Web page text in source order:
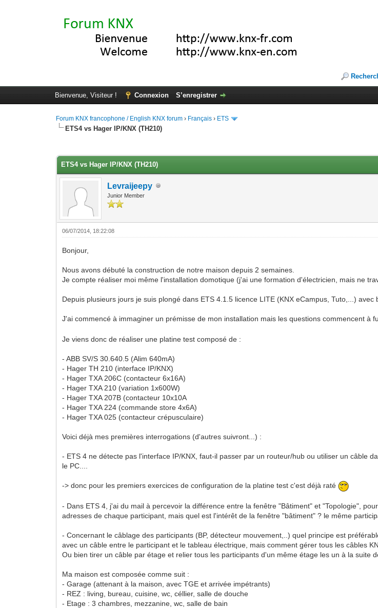
Bienvenue, Visiteur ! Connexion S’enregistrer
Forum KNX francophone / English KNX forum › Français › ETS
ETS4 vs Hager IP/KNX (TH210)
ETS4 vs Hager IP/KNX (TH210)
Levraijeepy
Junior Member
06/07/2014, 18:22:08
Bonjour,
Nous avons débuté la construction de notre maison depuis 2 semaines.
Je compte réaliser moi même l'installation domotique (j'ai une formation d'électricien, mais ne
Depuis plusieurs jours je suis plongé dans ETS 4.1.5 licence LITE (KNX eCampus, Tuto,...) avec
J'ai commencé à immaginer un prémisse de mon installation mais les questions commencent à
Je viens donc de réaliser une platine test composé de :
- ABB SV/S 30.640.5 (Alim 640mA)
- Hager TH 210 (interface IP/KNX)
- Hager TXA 206C (contacteur 6x16A)
- Hager TXA 210 (variation 1x600W)
- Hager TXA 207B (contacteur 10x10A
- Hager TXA 224 (commande store 4x6A)
- Hager TXA 025 (contacteur crépusculaire)
Voici déjà mes premières interrogations (d'autres suivront...) :
- ETS 4 ne détecte pas l'interface IP/KNX, faut-il passer par un routeur/hub ou utiliser un câble
le PC....
-> donc pour les premiers exercices de configuration de la platine test c'est déjà raté
- Dans ETS 4, j'ai du mail à percevoir la différence entre la fenêtre "Bâtiment" et "Topologie",
adresses de chaque participant, mais quel est l'intérêt de la fenêtre "bâtiment" ? le même
- Concernant le câblage des participants (BP, détecteur mouvement,..) quel principe est
avec un câble entre le participant et le tableau électrique, mais comment gérer tous les câbles
Ou bien tirer un câble par étage et relier tous les participants d'un même étage les un à la suite
Ma maison est composée comme suit :
- Garage (attenant à la maison, avec TGE et arrivée impétrants)
- REZ : living, bureau, cuisine, wc, céllier, salle de douche
- Etage : 3 chambres, mezzanine, wc, salle de bain